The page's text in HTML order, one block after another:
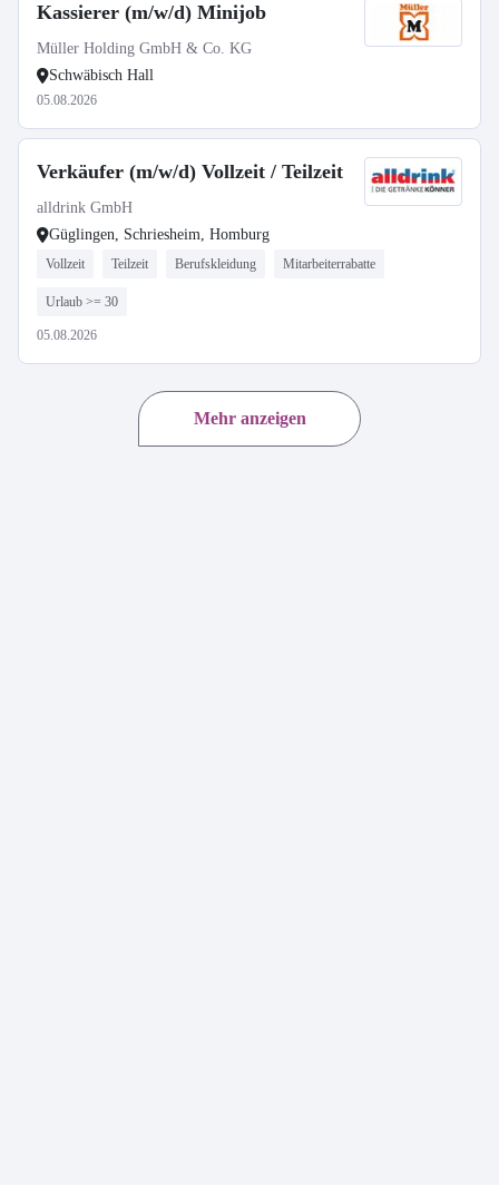
Kassierer (m/w/d) Minijob
Müller Holding GmbH & Co. KG
Schwäbisch Hall
05.08.2026
Verkäufer (m/w/d) Vollzeit / Teilzeit
alldrink GmbH
Güglingen, Schriesheim, Homburg
Vollzeit Teilzeit Berufskleidung Mitarbeiterrabatte
Urlaub >= 30
05.08.2026
Mehr anzeigen